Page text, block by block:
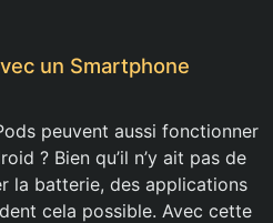
un Smartphone
peuvent aussi fonctionner
? Bien qu’il n’y ait pas de
la batterie, des applications
cela possible. Avec cette